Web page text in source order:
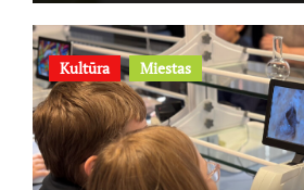
Kultūra Miestas